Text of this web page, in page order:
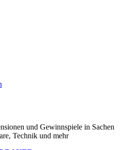
und Gewinnspiele in Sachen
Technik und mehr